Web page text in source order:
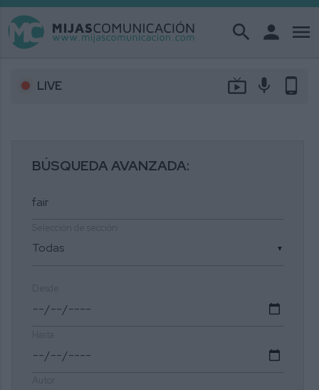
search person menu
LIVE live_tv mic phone_android
BÚSQUEDA AVANZADA:
▼